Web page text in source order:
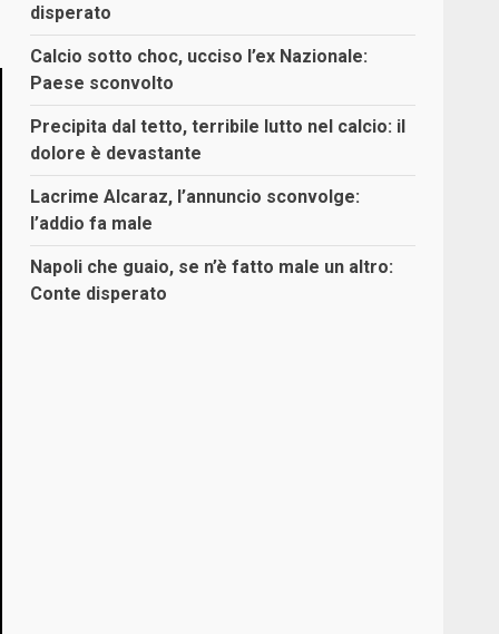
disperato
Calcio sotto choc, ucciso l’ex Nazionale:
Paese sconvolto
Precipita dal tetto, terribile lutto nel calcio: il
dolore è devastante
Lacrime Alcaraz, l’annuncio sconvolge:
l’addio fa male
Napoli che guaio, se n’è fatto male un altro:
Conte disperato